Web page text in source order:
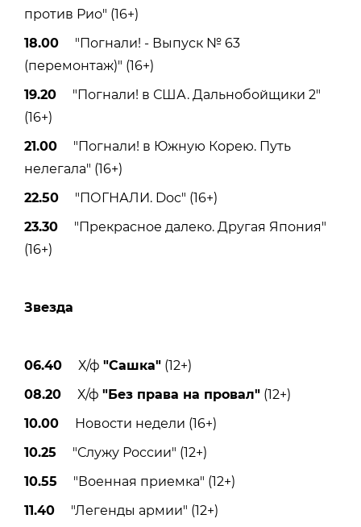
против Рио" (16+)
18.00 "Погнали! - Выпуск № 63
(перемонтаж)" (16+)
19.20 "Погнали! в США. Дальнобойщики 2"
(16+)
21.00 "Погнали! в Южную Корею. Путь
нелегала" (16+)
22.50 "ПОГНАЛИ. Doc" (16+)
23.30 "Прекрасное далеко. Другая Япония"
(16+)
Звезда
06.40 Х/ф "Сашка" (12+)
08.20 Х/ф "Без права на провал" (12+)
10.00 Новости недели (16+)
10.25 "Служу России" (12+)
10.55 "Военная приемка" (12+)
11.40 "Легенды армии" (12+)